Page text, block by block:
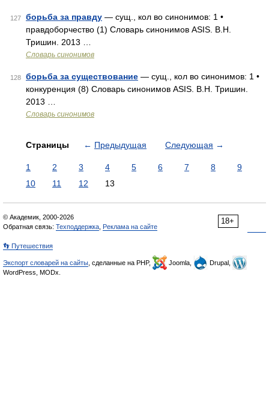
127 борьба за правду — сущ., кол во синонимов: 1 •
правдоборчество (1) Словарь синонимов ASIS. В.Н.
Тришин. 2013 …
Словарь синонимов
128 борьба за существование — сущ., кол во синонимов: 1 •
конкуренция (8) Словарь синонимов ASIS. В.Н. Тришин.
2013 …
Словарь синонимов
Страницы ← Предыдущая Следующая →
1 2 3 4 5 6 7 8
9
10
11 12 13
18+
© Академик, 2000-2026
Обратная связь: Техподдержка Реклама на сайте
👣 Путешествия
Экспорт словарей на сайты , сделанные на PHP, Joomla,
Drupal,
WordPress, MODx.